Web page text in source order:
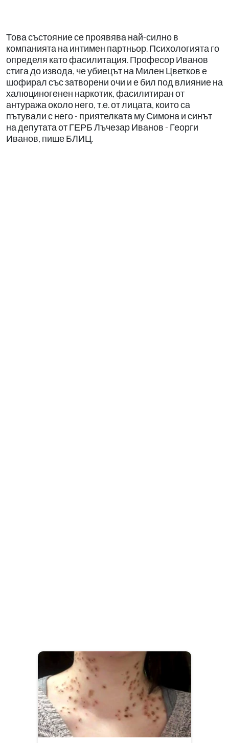
Това състояние се проявява най-силно в
компанията на интимен партньор. Психологията го
определя като фасилитация. Професор Иванов
стига до извода, че убиецът на Милен Цветков е
шофирал със затворени очи и е бил под влияние на
халюциногенен наркотик, фасилитиран от
антуража около него, т.е. от лицата, които са
пътували с него - приятелката му Симона и синът
на депутата от ГЕРБ Лъчезар Иванов - Георги
Иванов, пише БЛИЦ.